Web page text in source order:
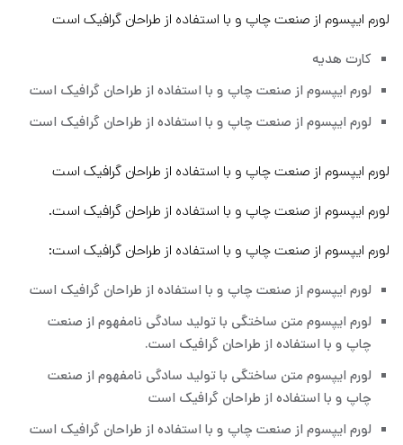
لورم ایپسوم از صنعت چاپ و با استفاده از طراحان گرافیک است
کارت هدیه
لورم ایپسوم از صنعت چاپ و با استفاده از طراحان گرافیک است
لورم ایپسوم از صنعت چاپ و با استفاده از طراحان گرافیک است
لورم ایپسوم از صنعت چاپ و با استفاده از طراحان گرافیک است
لورم ایپسوم از صنعت چاپ و با استفاده از طراحان گرافیک است.
لورم ایپسوم از صنعت چاپ و با استفاده از طراحان گرافیک است:
لورم ایپسوم از صنعت چاپ و با استفاده از طراحان گرافیک است
لورم ایپسوم متن ساختگی با تولید سادگی نامفهوم از صنعت
چاپ و با استفاده از طراحان گرافیک است.
لورم ایپسوم متن ساختگی با تولید سادگی نامفهوم از صنعت
چاپ و با استفاده از طراحان گرافیک است
لورم ایپسوم از صنعت چاپ و با استفاده از طراحان گرافیک است